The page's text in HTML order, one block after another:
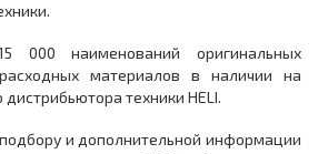
000 наименований оригинальных
материалов в наличии на
техники HELI.
и дополнительной информации